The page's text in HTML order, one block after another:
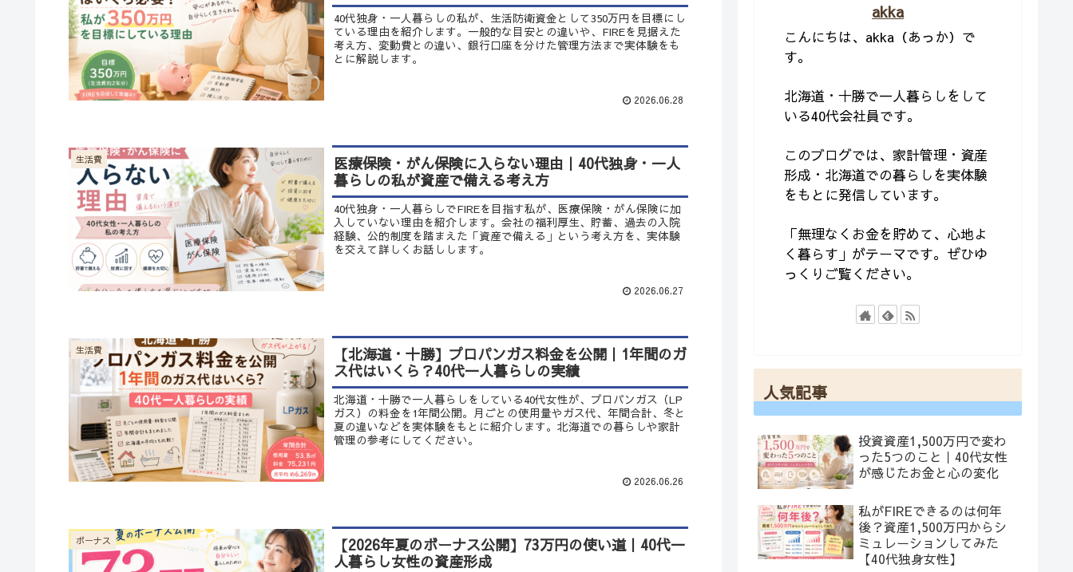
40代独身・一人暮らしの私が、生活防衛資金として350万円を目標にし
ている理由を紹介します。一般的な目安との違いや、FIREを見据えた
考え方、変動費との違い、銀行口座を分けた管理方法まで実体験をも
とに解説します。
2026.06.28
生活費
医療保険・がん保険に入らない理由｜40代独身・一人
暮らしの私が資産で備える考え方
40代独身・一人暮らしでFIREを目指す私が、医療保険・がん保険に加
入していない理由を紹介します。会社の福利厚生、貯蓄、過去の入院
経験、公的制度を踏まえた「資産で備える」という考え方を、実体験
を交えて詳しくお話しします。
2026.06.27
生活費
【北海道・十勝】プロパンガス料金を公開｜1年間のガ
ス代はいくら？40代一人暮らしの実績
北海道・十勝で一人暮らしをしている40代女性が、プロパンガス（LP
ガス）の料金を1年間公開。月ごとの使用量やガス代、年間合計、冬と
夏の違いなどを実体験をもとに紹介します。北海道での暮らしや家計
管理の参考にしてください。
2026.06.26
ボーナス
【2026年夏のボーナス公開】73万円の使い道｜40代一
人暮らし女性の資産形成
akka
こんにちは、akka（あっか）で
す。
北海道・十勝で一人暮らしをして
いる40代会社員です。
このブログでは、家計管理・資産
形成・北海道での暮らしを実体験
をもとに発信しています。
「無理なくお金を貯めて、心地よ
く暮らす」がテーマです。ぜひゆ
っくりご覧ください。
人気記事
投資資産1,500万円で変わ
った5つのこと｜40代女性
が感じたお金と心の変化
私がFIREできるのは何年
後？資産1,500万円からシ
ミュレーションしてみた
【40代独身女性】